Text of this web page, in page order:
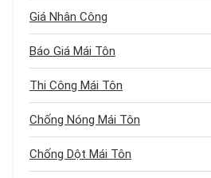
Giá Nhân Công
Báo Giá Mái Tôn
Thi Công Mái Tôn
Chống Nóng Mái Tôn
Chống Dột Mái Tôn